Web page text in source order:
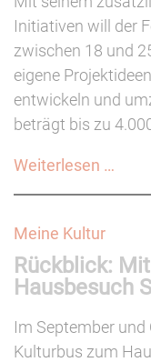
Initiativen will der
zwischen 18 und
eigene
entwickeln und
beträgt bis zu
Weiterlesen …
Meine Kultur
Rückblick:
Hausbesuch
Im September
Kulturbus zum